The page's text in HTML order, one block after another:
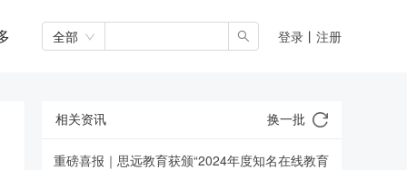
全部 登录 丨 注册
相关资讯 换一批
重磅喜报｜思远教育获颁“2024年度知名在线教育